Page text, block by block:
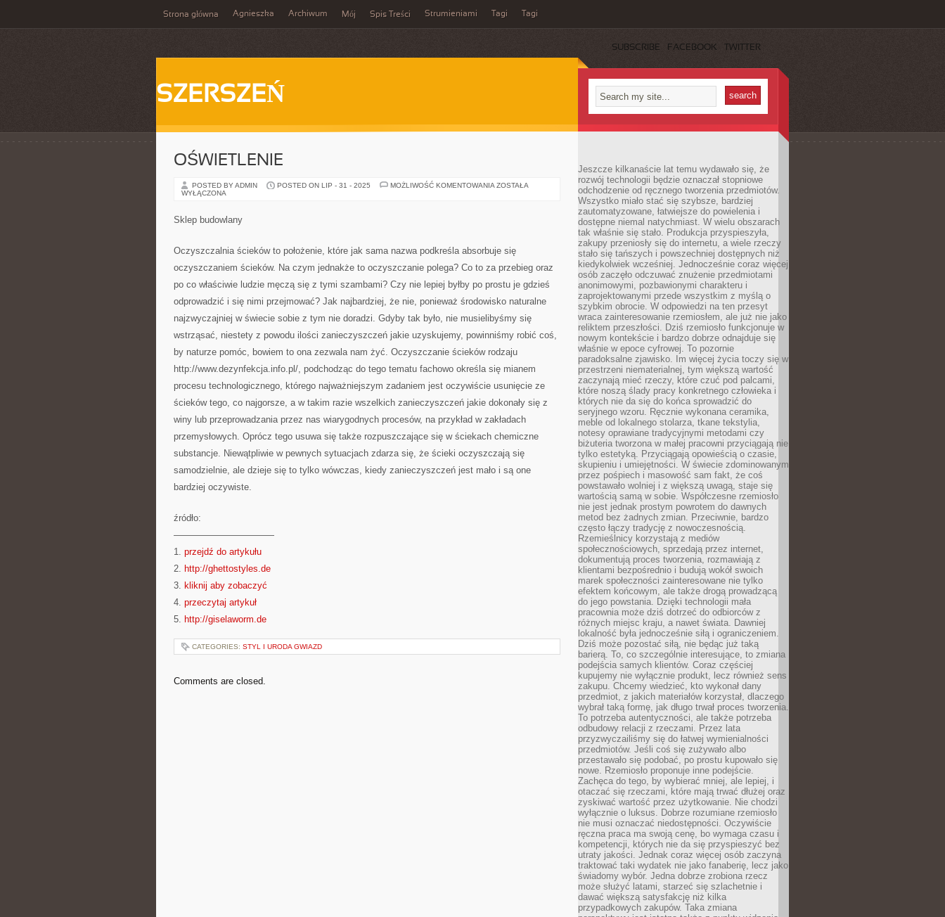
Strona główna Agnieszka Archiwum Mój Spis Treści Strumieniami Tagi Tagi
SUBSCRIBE FACEBOOK TWITTER
SZERSZEŃ
OŚWIETLENIE
POSTED BY ADMIN POSTED ON LIP - 31 - 2025 MOŻLIWOŚĆ KOMENTOWANIA OŚWIETLENIE
ZOSTAŁA
WYŁĄCZONA
Sklep budowlany
Oczyszczalnia ścieków to położenie, które jak sama nazwa podkreśla absorbuje się
oczyszczaniem ścieków. Na czym jednakże to oczyszczanie polega? Co to za przebieg oraz
po co właściwie ludzie męczą się z tymi szambami? Czy nie lepiej byłby po prostu je gdzieś
odprowadzić i się nimi przejmować? Jak najbardziej, że nie, ponieważ środowisko naturalne
najzwyczajniej w świecie sobie z tym nie doradzi. Gdyby tak było, nie musielibyśmy się
wstrząsać, niestety z powodu ilości zanieczyszczeń jakie uzyskujemy, powinniśmy robić coś,
by naturze pomóc, bowiem to ona zezwala nam żyć. Oczyszczanie ścieków rodzaju
http://www.dezynfekcja.info.pl/, podchodząc do tego tematu fachowo określa się mianem
procesu technologicznego, którego najważniejszym zadaniem jest oczywiście usunięcie ze
ścieków tego, co najgorsze, a w takim razie wszelkich zanieczyszczeń jakie dokonały się z
winy lub przeprowadzania przez nas wiarygodnych procesów, na przykład w zakładach
przemysłowych. Oprócz tego usuwa się także rozpuszczające się w ściekach chemiczne
substancje. Niewątpliwie w pewnych sytuacjach zdarza się, że ścieki oczyszczają się
samodzielnie, ale dzieje się to tylko wówczas, kiedy zanieczyszczeń jest mało i są one
bardziej oczywiste.
źródło:
———————————
1. przejdź do artykułu
2. http://ghettostyles.de
3. kliknij aby zobaczyć
4. przeczytaj artykuł
5. http://giselaworm.de
CATEGORIES: STYL I URODA GWIAZD
Comments are closed.
Jeszcze kilkanaście lat temu wydawało się, że
rozwój technologii będzie oznaczał stopniowe
odchodzenie od ręcznego tworzenia przedmiotów.
Wszystko miało stać się szybsze, bardziej
zautomatyzowane, łatwiejsze do powielenia i
dostępne niemal natychmiast. W wielu obszarach
tak właśnie się stało. Produkcja przyspieszyła,
zakupy przeniosły się do internetu, a wiele rzeczy
stało się tańszych i powszechniej dostępnych niż
kiedykolwiek wcześniej. Jednocześnie coraz więcej
osób zaczęło odczuwać znużenie przedmiotami
anonimowymi, pozbawionymi charakteru i
zaprojektowanymi przede wszystkim z myślą o
szybkim obrocie. W odpowiedzi na ten przesyt
wraca zainteresowanie rzemiosłem, ale już nie jako
reliktem przeszłości. Dziś rzemiosło funkcjonuje w
nowym kontekście i bardzo dobrze odnajduje się
właśnie w epoce cyfrowej. To pozornie
paradoksalne zjawisko. Im więcej życia toczy się w
przestrzeni niematerialnej, tym większą wartość
zaczynają mieć rzeczy, które czuć pod palcami,
które noszą ślady pracy konkretnego człowieka i
których nie da się do końca sprowadzić do
seryjnego wzoru. Ręcznie wykonana ceramika,
meble od lokalnego stolarza, tkane tekstylia,
notesy oprawiane tradycyjnymi metodami czy
biżuteria tworzona w małej pracowni przyciągają nie
tylko estetyką. Przyciągają opowieścią o czasie,
skupieniu i umiejętności. W świecie zdominowanym
przez pośpiech i masowość sam fakt, że coś
powstawało wolniej i z większą uwagą, staje się
wartością samą w sobie. Współczesne rzemiosło
nie jest jednak prostym powrotem do dawnych
metod bez żadnych zmian. Przeciwnie, bardzo
często łączy tradycję z nowoczesnością.
Rzemieślnicy korzystają z mediów
społecznościowych, sprzedają przez internet,
dokumentują proces tworzenia, rozmawiają z
klientami bezpośrednio i budują wokół swoich
marek społeczności zainteresowane nie tylko
efektem końcowym, ale także drogą prowadzącą
do jego powstania. Dzięki technologii mała
pracownia może dziś dotrzeć do odbiorców z
różnych miejsc kraju, a nawet świata. Dawniej
lokalność była jednocześnie siłą i ograniczeniem.
Dziś może pozostać siłą, nie będąc już taką
barierą. To, co szczególnie interesujące, to zmiana
podejścia samych klientów. Coraz częściej
kupujemy nie wyłącznie produkt, lecz również sens
zakupu. Chcemy wiedzieć, kto wykonał dany
przedmiot, z jakich materiałów korzystał, dlaczego
wybrał taką formę, jak długo trwał proces tworzenia.
To potrzeba autentyczności, ale także potrzeba
odbudowy relacji z rzeczami. Przez lata
przyzwyczailiśmy się do łatwej wymienialności
przedmiotów. Jeśli coś się zużywało albo
przestawało się podobać, po prostu kupowało się
nowe. Rzemiosło proponuje inne podejście.
Zachęca do tego, by wybierać mniej, ale lepiej, i
otaczać się rzeczami, które mają trwać dłużej oraz
zyskiwać wartość przez użytkowanie. Nie chodzi
wyłącznie o luksus. Dobrze rozumiane rzemiosło
nie musi oznaczać niedostępności. Oczywiście
ręczna praca ma swoją cenę, bo wymaga czasu i
kompetencji, których nie da się przyspieszyć bez
utraty jakości. Jednak coraz więcej osób zaczyna
traktować taki wydatek nie jako fanaberię, lecz jako
świadomy wybór. Jedna dobrze zrobiona rzecz
może służyć latami, starzeć się szlachetnie i
dawać większą satysfakcję niż kilka
przypadkowych zakupów. Taka zmiana